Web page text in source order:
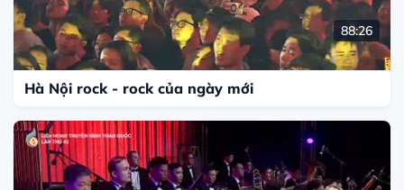
Hà Nội rock - rock của ngày mới
88:26